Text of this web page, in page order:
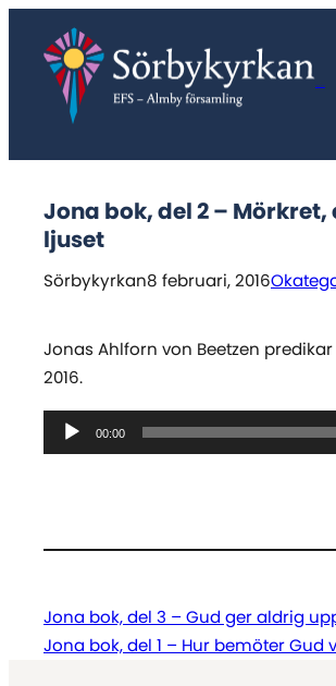
innehåll
Jona bok, del 2 – Mörkret,
ljuset
Sörbykyrkan8 februari, 2016
Jonas Ahlforn von Beetzen
2016.
Ljudspelare
00:00
Jona bok, del 3 – Gud ger aldrig
Jona bok, del 1 – Hur bemöter Gud